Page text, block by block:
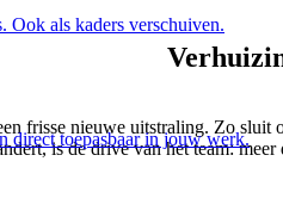
Ook als kaders verschuiven.
direct toepasbaar in jouw werk.
frisse nieuwe uitstraling. Zo
is de drive van het team: